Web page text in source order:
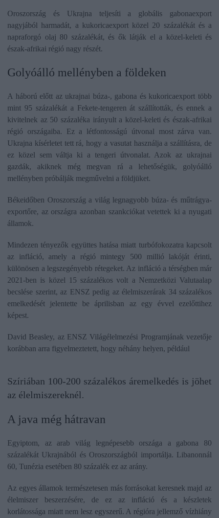
Oroszország és Ukrajna teljesíti a globális gabonaexport
nagyjából harmadát, a kukoricaexport közel 20 százalékát és a
napraforgó olaj 80 százalékát, és ők látják el a közel-keleti és
észak-afrikai régió nagy részét.
Golyóálló mellényben a földeken
A háború előtt az ukrajnai búza-, gabona és kukoricaexport több
mint 95 százalékát a Fekete-tengeren át szállították, és ennek a
kivitelnek az 50 százaléka irányult a közel-keleti és észak-afrikai
régió országaiba. Ez a létfontosságú útvonal most zárva van.
Ukrajna kísérletet tett rá, hogy a vasutat használja a szállításra, de
ez közel sem váltja ki a tengeri útvonalat. Azok az ukrajnai
gazdák, akiknek még megvan rá a lehetőségük, golyóálló
mellényben próbálják megművelni a földjüket.
Békeidőben Oroszország a világ legnagyobb búza- és műtrágya-
exportőre, az országra azonban szankciókat vetettek ki a nyugati
államok.
Mindezen tényezők együttes hatása miatt turbófokozatra kapcsolt
az infláció, amely a régió mintegy 500 millió lakóját érinti,
különösen a legszegényebb rétegeket. Az infláció a térségben már
2021-ben is közel 15 százalékos volt a Nemzetközi Valutaalap
becslése szerint, az ENSZ pedig az élelmiszerárak 34 százalékos
emelkedését jelentette be áprilisban az egy évvel ezelőttihez
képest.
David Beasley, az ENSZ Világélelmezési Programjának vezetője
korábban arra figyelmeztetett, hogy néhány helyen, például
Szíriában 100-200 százalékos áremelkedés is jöhet
az élelmiszereknél.
A java még hátravan
Egyiptom, az arab világ legnépesebb országa a gabona 80
százalékát Ukrajnából és Oroszországból importálja. Libanonnál
60, Tunézia esetében 80 százalék ez az arány.
Az egyes államok természetesen más forrásokat keresnek majd az
élelmiszer beszerzésére, de ez az infláció és a készletek
korlátossága miatt nem lesz egyszerű. A régióra jellemző vízhiány